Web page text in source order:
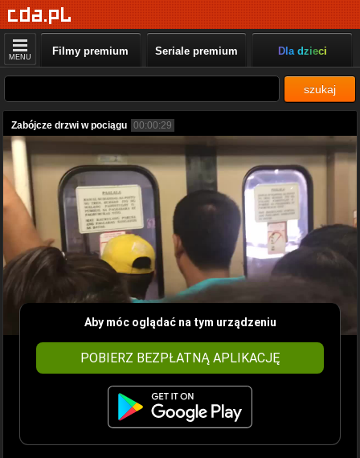
MENU Filmy premium Seriale premium Dla dzieci
szukaj
Zabójcze drzwi w pociągu 00:00:29
Aby móc oglądać na tym urządzeniu
POBIERZ BEZPŁATNĄ APLIKACJĘ